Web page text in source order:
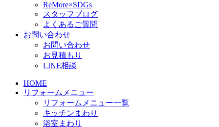
ReMore×SDGs
スタッフブログ
よくあるご質問
お問い合わせ
お問い合わせ
お見積もり
LINE相談
HOME
リフォームメニュー
リフォームメニュー一覧
キッチンまわり
浴室まわり